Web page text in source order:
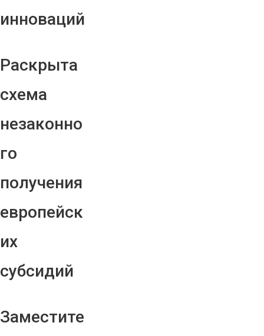
инноваций
Раскрыта
схема
незаконно
го
получения
европейск
их
субсидий
Заместите